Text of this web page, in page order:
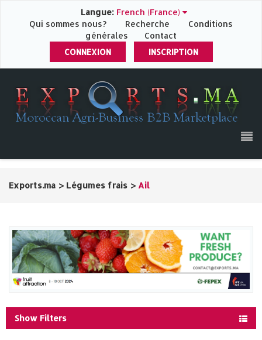
Langue: French (France)
Qui sommes nous?
Recherche
Conditions
générales
Contact
CONNEXION
INSCRIPTION
Exports.ma > Légumes frais > Ail
Show Filters